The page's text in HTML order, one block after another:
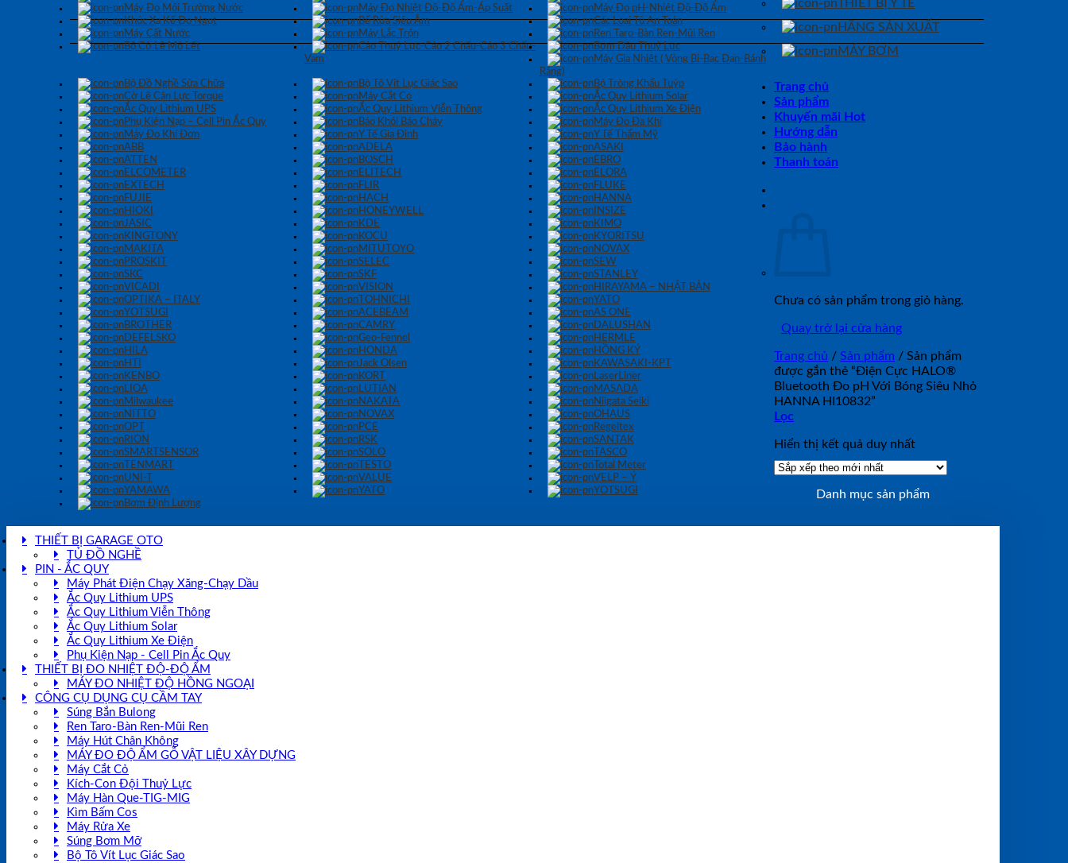
Máy Đo Môi Trường Nước
Máy Đo Nhiệt Độ-Độ Ẩm-Áp Suất
Máy Đo pH-Nhiệt Độ-Độ Ẩm
Khúc Xạ Kế Đo Ngọt
Bể Rửa Siêu Âm
Các Loại Tủ An Toàn
Máy Cất Nước
Máy Lắc Trộn
Ren Taro-Bàn Ren-Mũi Ren
Bộ Cờ Lê Mỏ Lết
Cảo Thuỷ Lực-Cảo 2 Chấu-Cảo 3 Chấu-
Vam
Bơm Dầu Thuỷ Lực
Máy Gia Nhiệt ( Vòng Bi-Bạc Đạn-Bánh
Răng)
Bộ Đồ Nghề Sửa Chữa
Bộ Tô Vít Lục Giác Sao
Bộ Tròng Khẩu Tuýp
Cờ Lê Cân Lực Torque
Máy Cắt Cỏ
Ắc Quy Lithium Solar
Ắc Quy Lithium UPS
Ắc Quy Lithium Viễn Thông
Ắc Quy Lithium Xe Điện
Phụ Kiện Nạp – Cell Pin Ắc Quy
Báo Khói Báo Cháy
Máy Đo Đa Khí
Máy Đo Khí Đơn
THIẾT BỊ Y TẾ
Y Tế Gia Đình Y Tế Thẩm Mỹ
HÃNG SẢN XUẤT
ABB ADELA
ASAKI
ATTEN
BOSCH
EBRO
ELCOMETER
ELITECH
ELORA
EXTECH
FLIR
FLUKE
FUJIE
HACH
HANNA
HIOKI
HONEYWELL
INSIZE
JASIC
KDE
KIMO
KINGTONY
KOCU
KYORITSU
MAKITA
MITUTOYO
NOVAX
PROSKIT
SELEC
SEW
SKC
SKF
STANLEY
VICADI
VISION
HIRAYAMA – NHẬT BẢN
OPTIKA – ITALY
TOHNICHI
YATO
YOTSUGI
ACEBEAM
AS ONE
BROTHER
CAMRY
DALUSHAN
DEFELSKO
Geo-Fennel
HERMLE
HILA
HONDA
HỒNG KÝ
HTI
Jack Olsen
KAWASAKI-KPT
KENBO
KORT
LaserLiner
LIOA
LUTIAN
MASADA
Milwaukee
NAKATA
Niigata Seiki
NITTO
NOVAX
OHAUS
OPT
PCE
Regeltex
RION
RSK
SANTAK
SMARTSENSOR
SOLO
TASCO
TENMART
TESTO
Total Meter
UNI-T
VALUE
VELP – Ý
YAMAWA
YATO YOTSUGI
MÁY BƠM
Bơm Định Lượng
Trang chủ
Sản phẩm
Khuyến mãi Hot
Hướng dẫn
Bảo hành
Thanh toán
Chưa có sản phẩm trong giỏ hàng.
Quay trở lại cửa hàng
Trang chủ / Sản phẩm / Sản phẩm
được gắn thẻ “Điện Cực HALO®
Bluetooth Đo pH Với Bóng Siêu Nhỏ
HANNA HI10832”
Lọc
Hiển thị kết quả duy nhất
Danh mục sản phẩm
THIẾT BỊ GARAGE OTO
TỦ ĐỒ NGHỀ
PIN - ẮC QUY
Máy Phát Điện Chạy Xăng-Chạy Dầu
Ắc Quy Lithium UPS
Ắc Quy Lithium Viễn Thông
Ắc Quy Lithium Solar
Ắc Quy Lithium Xe Điện
Phụ Kiện Nạp - Cell Pin Ắc Quy
THIẾT BỊ ĐO NHIỆT ĐỘ-ĐỘ ẨM
MÁY ĐO NHIỆT ĐỘ HỒNG NGOẠI
CÔNG CỤ DỤNG CỤ CẦM TAY
Súng Bắn Bulong
Ren Taro-Bàn Ren-Mũi Ren
Máy Hút Chân Không
MÁY ĐO ĐỘ ẨM GỖ VẬT LIỆU XÂY DỰNG
Máy Cắt Cỏ
Kích-Con Đội Thuỷ Lực
Máy Hàn Que-TIG-MIG
Kìm Bấm Cos
Máy Rửa Xe
Súng Bơm Mỡ
Bộ Tô Vít Lục Giác Sao